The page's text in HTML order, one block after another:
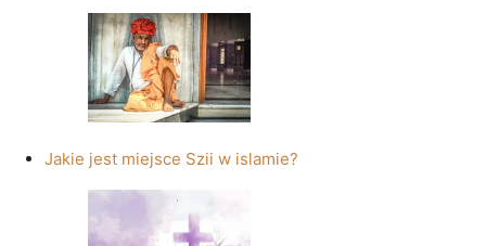
Jakie jest miejsce Szii w islamie?